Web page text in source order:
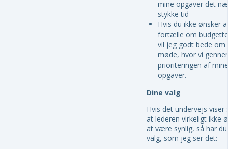
mine opgaver det
stykke tid
Hvis du ikke ønsker
fortælle om
vil jeg godt bede om
møde, hvor vi
prioriteringen af mine
opgaver.
Dine valg
Hvis det undervejs viser
at lederen virkeligt ikke
at være synlig, så har
valg, som jeg ser det: